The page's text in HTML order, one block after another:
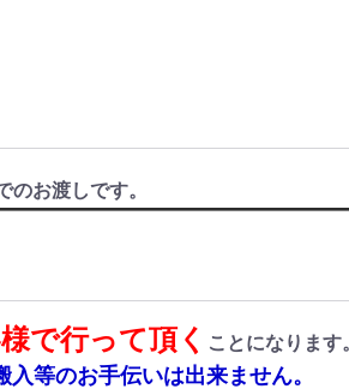
のお渡しです。
で行って頂く ことになります
等のお手伝いは出来ません。